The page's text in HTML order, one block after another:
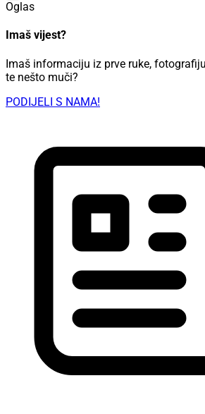
Oglas
Imaš vijest?
Imaš informaciju iz prve ruke,
te nešto muči?
PODIJELI S NAMA!